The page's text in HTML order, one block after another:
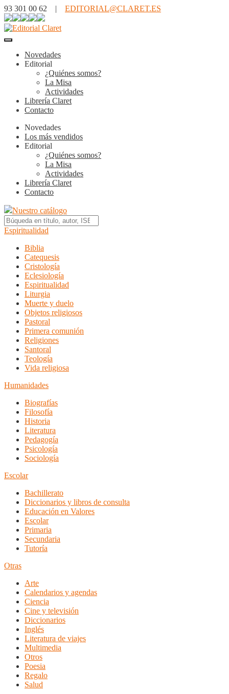
93 301 00 62 | EDITORIAL@CLARET.ES
Novedades
Editorial
¿Quiénes somos?
La Misa
Actividades
Librería Claret
Contacto
Novedades
Los más vendidos
Editorial
¿Quiénes somos?
La Misa
Actividades
Librería Claret
Contacto
Nuestro catálogo
Espiritualidad
Biblia
Catequesis
Cristología
Eclesiología
Espiritualidad
Liturgia
Muerte y duelo
Objetos religiosos
Pastoral
Primera comunión
Religiones
Santoral
Teología
Vida religiosa
Humanidades
Biografías
Filosofía
Historia
Literatura
Pedagogía
Psicología
Sociología
Escolar
Bachillerato
Diccionarios y libros de consulta
Educación en Valores
Escolar
Primaria
Secundaria
Tutoría
Otras
Arte
Calendarios y agendas
Ciencia
Cine y televisión
Diccionarios
Inglés
Literatura de viajes
Multimedia
Otros
Poesia
Regalo
Salud